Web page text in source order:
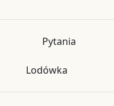
Pytania
Lodówka